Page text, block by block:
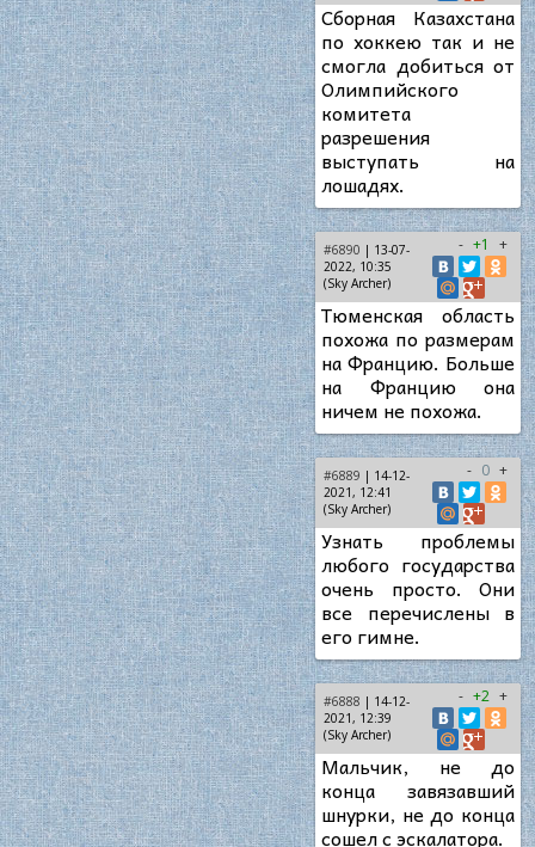
Сборная Казахстана
по хоккею так и не
смогла добиться от
Олимпийского
комитета
разрешения
выступать на
лошадях.
#6890 | 13-07-
2022, 10:35
(Sky Archer)
- +1 +
Тюменская область
похожа по размерам
на Францию. Больше
на Францию она
ничем не похожа.
#6889 | 14-12-
2021, 12:41
(Sky Archer)
- 0 +
Узнать проблемы
любого государства
очень просто. Они
все перечислены в
его гимне.
#6888 | 14-12-
2021, 12:39
(Sky Archer)
- +2 +
Мальчик, не до
конца завязавший
шнурки, не до конца
сошел с эскалатора.